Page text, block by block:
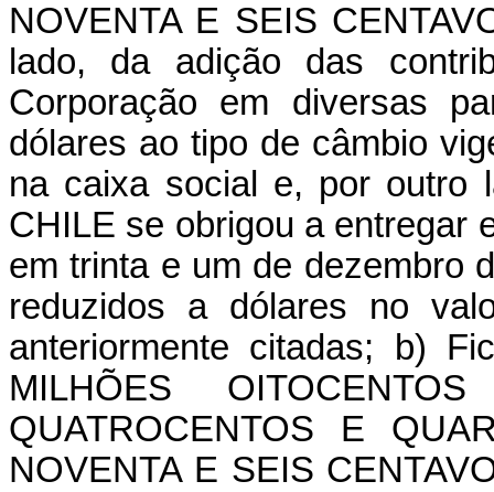
NOVENTA E SEIS
lado, da adição das
Corporação em diversas
dólares ao tipo de câmbio
na caixa social e, por outro
CHILE se obrigou a entregar
em trinta e um de dezembro
reduzidos a dólares no
anteriormente citadas; b)
MILHÕES
QUATROCENTOS E
NOVENTA E SEIS